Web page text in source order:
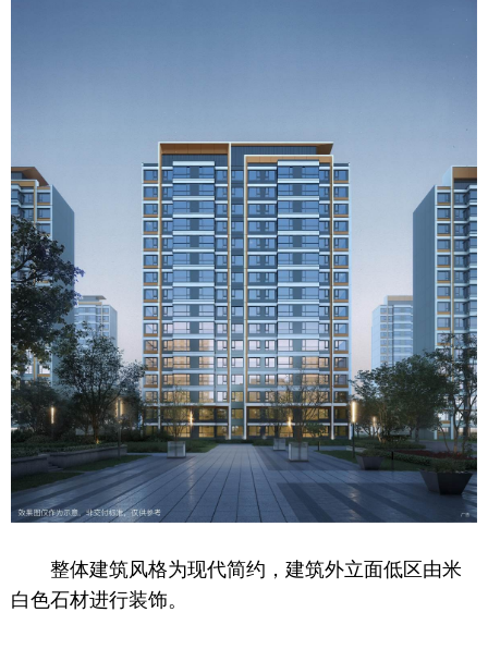
整体建筑风格为现代简约，建筑外立面低区由米
白色石材进行装饰。